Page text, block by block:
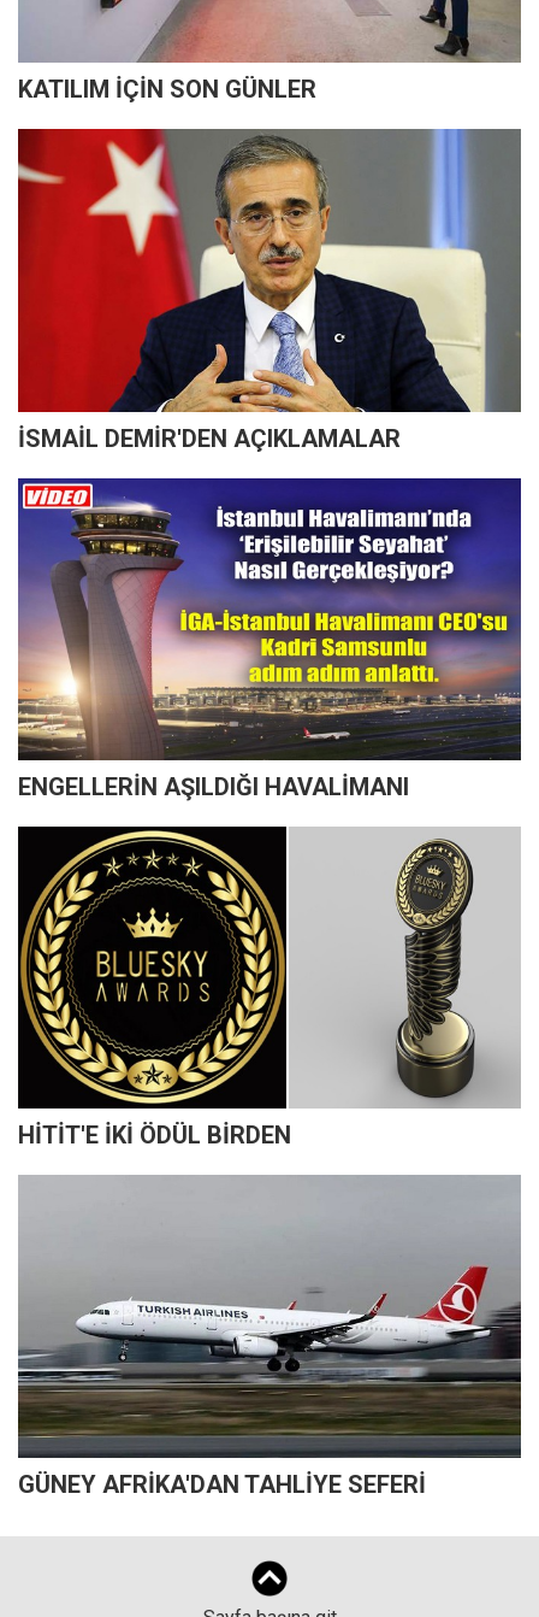
KATILIM İÇİN SON GÜNLER
İSMAİL DEMİR'DEN AÇIKLAMALAR
ENGELLERİN AŞILDIĞI HAVALİMANI
HİTİT'E İKİ ÖDÜL BİRDEN
GÜNEY AFRİKA'DAN TAHLİYE SEFERİ